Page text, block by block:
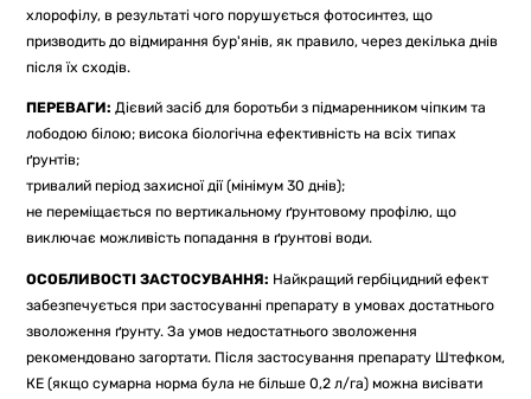
хлорофілу, в результаті чого порушується фотосинтез, що
призводить до відмирання бур'янів, як правило, через декілька днів
після їх сходів.
ПЕРЕВАГИ: Дієвий засіб для боротьби з підмаренником чіпким та
лободою білою; висока біологічна ефективність на всіх типах
ґрунтів;
тривалий період захисної дії (мінімум 30 днів);
не переміщається по вертикальному ґрунтовому профілю, що
виключає можливість попадання в ґрунтові води.
ОСОБЛИВОСТІ ЗАСТОСУВАННЯ: Найкращий гербіцидний ефект
забезпечується при застосуванні препарату в умовах достатнього
зволоження ґрунту. За умов недостатнього зволоження
рекомендовано загортати. Після застосування препарату Штефком,
КЕ (якщо сумарна норма була не більше 0,2 л/га) можна висівати